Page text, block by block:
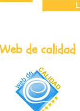
Web de calidad